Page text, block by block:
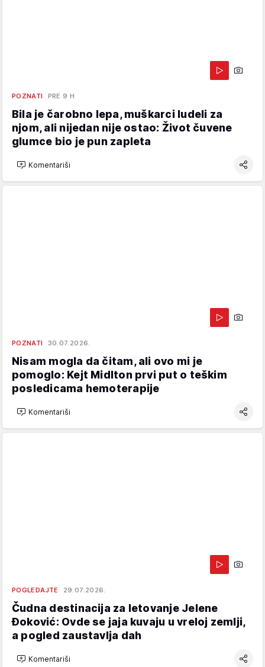
POZNATI PRE 9 H
Bila je čarobno lepa, muškarci ludeli za
njom, ali nijedan nije ostao: Život čuvene
glumce bio je pun zapleta
Komentariši
POZNATI 30.07.2026.
Nisam mogla da čitam, ali ovo mi je
pomoglo: Kejt Midlton prvi put o teškim
posledicama hemoterapije
Komentariši
POGLEDAJTE 29.07.2026.
Čudna destinacija za letovanje Jelene
Đoković: Ovde se jaja kuvaju u vreloj zemlji,
a pogled zaustavlja dah
Komentariši